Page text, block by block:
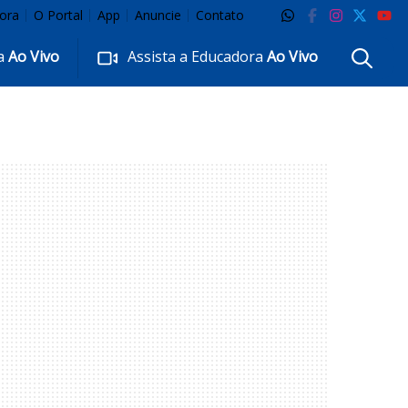
O Portal App Anuncie Contato
Ao Vivo Assista a EducadoraAo Vivo